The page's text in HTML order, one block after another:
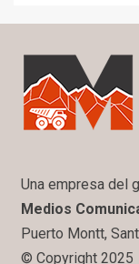
Una empresa del
Medios
Puerto Montt,
© Copyright 2025